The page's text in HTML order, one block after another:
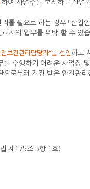
하여 사업주를 보좌하고 산업
필요로 하는 경우 「산업
자의 업무를 위탁 할 수 있습
보건관리담당자"를 선임 하고
수행하기 어려운 사업장
으로부터 지정 받은 안전관
제175조 5항 1호)